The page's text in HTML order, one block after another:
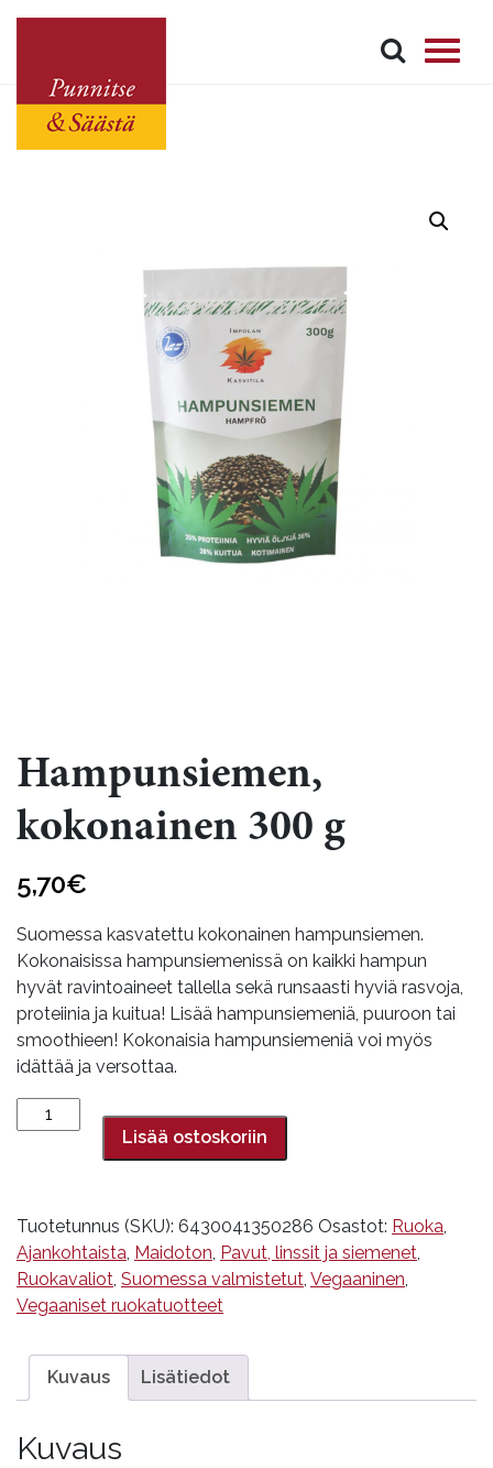
Hampunsiemen,
kokonainen 300 g
5,70€
Suomessa kasvatettu kokonainen hampunsiemen.
Kokonaisissa hampunsiemenissä on kaikki hampun
hyvät ravintoaineet tallella sekä runsaasti hyviä rasvoja,
proteiinia ja kuitua! Lisää hampunsiemeniä, puuroon tai
smoothieen! Kokonaisia hampunsiemeniä voi myös
idättää ja versottaa.
Hampunsiemen,
kokonainen
määrä
Lisää ostoskoriin
Tuotetunnus (SKU): 6430041350286 Osastot: Ruoka
Ajankohtaista Maidoton Pavut, linssit ja siemenet
Ruokavaliot Suomessa valmistetut Vegaaninen
Vegaaniset ruokatuotteet
Kuvaus Lisätiedot
Kuvaus